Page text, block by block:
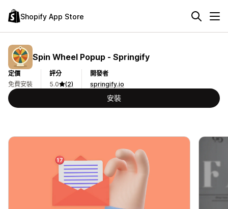
Shopify App Store
Spin Wheel Popup ‑ Springify
定價
免費安裝
評分
5.0
(2)
開發者
springify.io
安裝